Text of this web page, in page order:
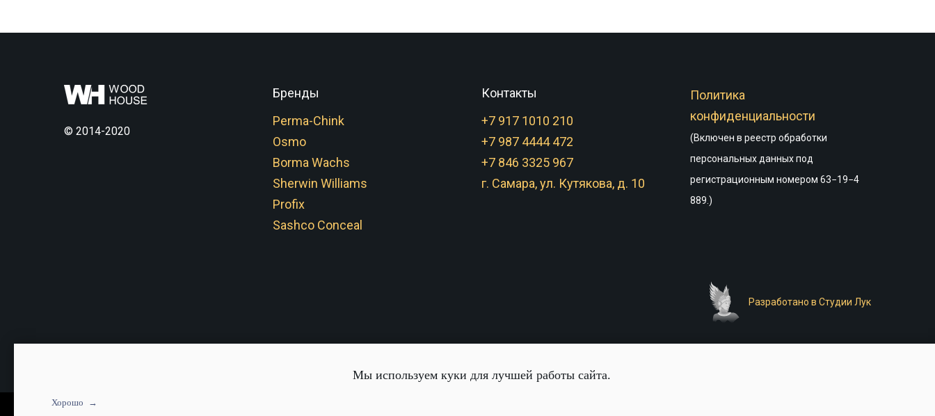
© 2014-2020
Бренды
Perma-Chink
Osmo
Borma Wachs
Sherwin Williams
Profix
Sashco Conceal
Контакты
+7 917 1010 210
+7 987 4444 472
+7 846 3325 967
г. Самара, ул. Кутякова, д. 10
Политика
конфиденциальности
(Включен в реестр обработки
персональных данных под
регистрационным номером 63−19−4
889.)
Разработано в Студии Лук
Мы используем куки для лучшей работы сайта.
Хорошо